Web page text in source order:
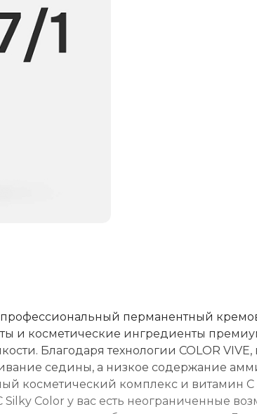
профессиональный перманентный
и косметические ингредиенты
Благодаря технологии COLOR VIVE,
седины, а низкое содержание
косметический комплекс и витамин
Color у вас есть неограниченные